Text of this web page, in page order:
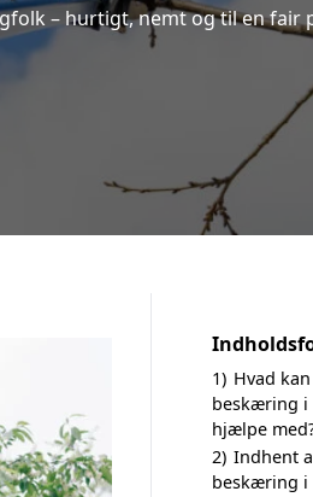
– hurtigt, nemt og til en fair
1) Hvad
beskæring i
hjælpe
2) Indhent
beskæring i